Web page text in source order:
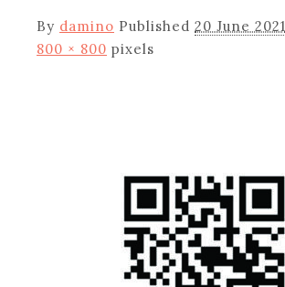
By damino Published 20 June 2021
800 × 800 pixels